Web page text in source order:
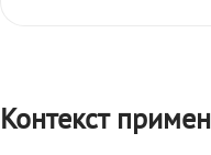
Контекст